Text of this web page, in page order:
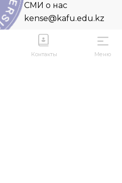
Контакты Меню
СМИ о нас
kense@kafu.edu.kz